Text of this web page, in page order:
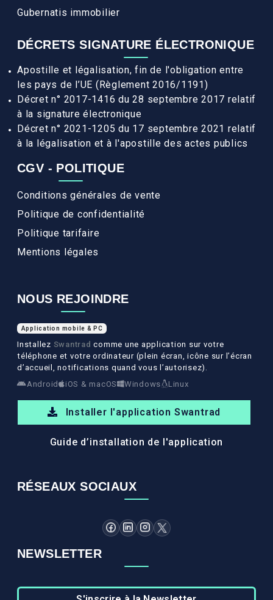
Gubernatis immobilier
DÉCRETS SIGNATURE ÉLECTRONIQUE
Apostille et légalisation, fin de l'obligation entre
les pays de l’UE (Règlement 2016/1191)
Décret n° 2017-1416 du 28 septembre 2017 relatif
à la signature électronique
Décret n° 2021-1205 du 17 septembre 2021 relatif
à la légalisation et à l'apostille des actes publics
CGV - POLITIQUE
Conditions générales de vente
Politique de confidentialité
Politique tarifaire
Mentions légales
NOUS REJOINDRE
Application mobile & PC
Installez Swantrad comme une application sur votre
téléphone et votre ordinateur (plein écran, icône sur l’écran
d’accueil, notifications quand vous l’autorisez).
Android
iOS & macOS Windows Linux
Installer l'application Swantrad
Guide d’installation de l'application
RÉSEAUX SOCIAUX
NEWSLETTER